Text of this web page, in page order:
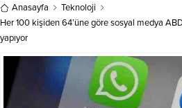
Anasayfa
Teknoloji
Her 100 kişiden 64’üne göre sosyal medya
yapıyor